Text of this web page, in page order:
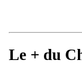
Le + du